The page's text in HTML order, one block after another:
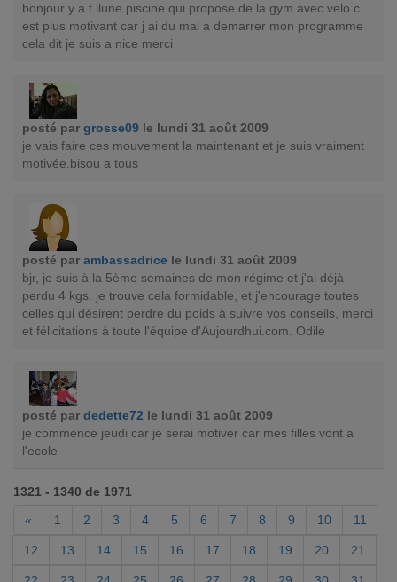
bonjour y a t ilune piscine qui propose de la gym avec velo c
est plus motivant car j ai du mal a demarrer mon programme
cela dit je suis a nice merci
posté par grosse09 le lundi 31 août 2009
je vais faire ces mouvement la maintenant et je suis vraiment
motivée.bisou a tous
posté par ambassadrice le lundi 31 août 2009
bjr, je suis à la 5ème semaines de mon régime et j'ai déjà
perdu 4 kgs. je trouve cela formidable, et j'encourage toutes
celles qui désirent perdre du poids à suivre vos conseils, merci
et félicitations à toute l'équipe d'Aujourdhui.com. Odile
posté par dedette72 le lundi 31 août 2009
je commence jeudi car je serai motiver car mes filles vont a
l'ecole
1321 - 1340 de 1971
«
1 2 3 4 5 6 7 8 9 10 11
12 13 14 15 16 17 18 19 20 21